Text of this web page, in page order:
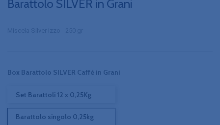
Barattolo SILVER in Grani
Box Barattolo SILVER Caffè in Grani
Set Barattoli 12 x 0,25Kg
Barattolo singolo 0,25kg